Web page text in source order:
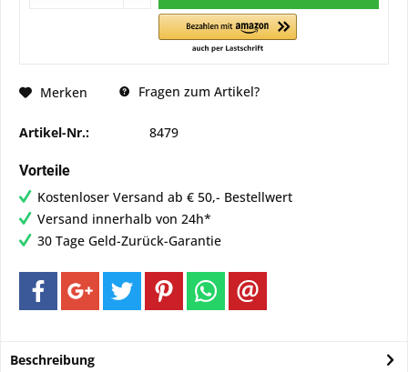
Merken Fragen zum Artikel?
Artikel-Nr.: 8479
Vorteile
Kostenloser Versand ab € 50,- Bestellwert
Versand innerhalb von 24h*
30 Tage Geld-Zurück-Garantie
Beschreibung